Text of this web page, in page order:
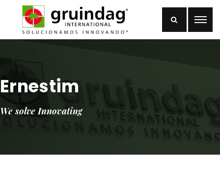
Ernestim
We solve Innovating